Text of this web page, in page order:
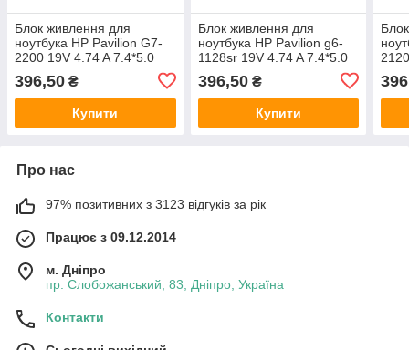
Блок живлення для
ноутбука HP Pavilion G7-
2200 19V 4.74 A 7.4*5.0
396,50 ₴
Купити
Блок живлення для
ноутбука HP Pavilion g6-
1128sr 19V 4.74 A 7.4*5.0
396,50₴
Купити
Про нас
97% позитивних з 3123 відгуків за рік
Працює з 09.12.2014
м. Дніпро
пр. Слобожанський, 83, Дніпро, Україна
Контакти